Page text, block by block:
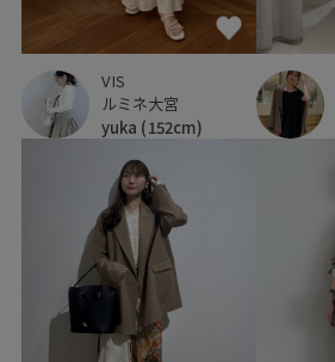
VIS
ルミネ大宮
yuka (152cm)